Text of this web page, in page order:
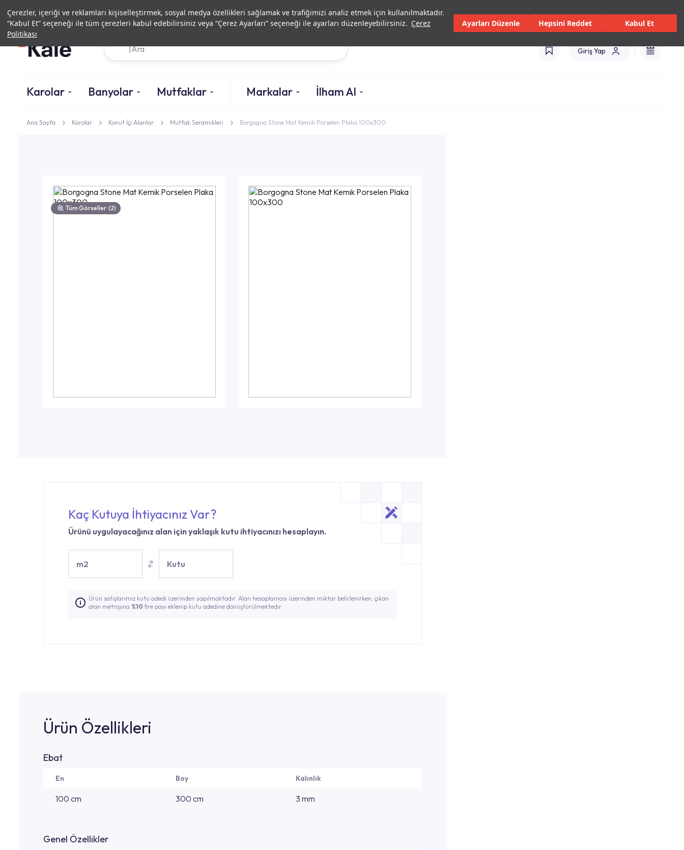
Çerezler, içeriği ve reklamları kişiselleştirmek, sosyal medya özellikleri sağlamak ve trafiğimizi analiz etmek için kullanılmaktadır.
“Kabul Et” seçeneği ile tüm çerezleri kabul edebilirsiniz veya “Çerez Ayarları” seçeneği ile ayarları düzenleyebilirsiniz. Çerez
Politikası
Ayarları Düzenle Hepsini Reddet Kabul Et
Yatırımcı İlişkileriYetkili Servisler ve HizmetlerMağazalarKataloglar Türkiye(TR)
Ara Giriş Yap
Karolar Banyolar Mutfaklar Markalar İlham Al
Ana Sayfa Karolar Konut İçi Alanlar Mutfak Seramikleri Borgogna Stone Mat Kemik Porselen Plaka 100x300
Tüm Görseller (2)
Kaç Kutuya İhtiyacınız Var?
Ürünü uygulayacağınız alan için yaklaşık kutu ihtiyacınızı hesaplayın.
m2 Kutu
Ürün satışlarımız kutu adedi üzerinden yapılmaktadır. Alan hesaplaması üzerinden miktar belirlenirken, çıkan
alan metrajına %10 fire payı eklenip kutu adedine dönüştürülmektedir.
Ürün Özellikleri
Ebat
En Boy Kalınlık
100 cm 300 cm 3 mm
Genel Özellikler